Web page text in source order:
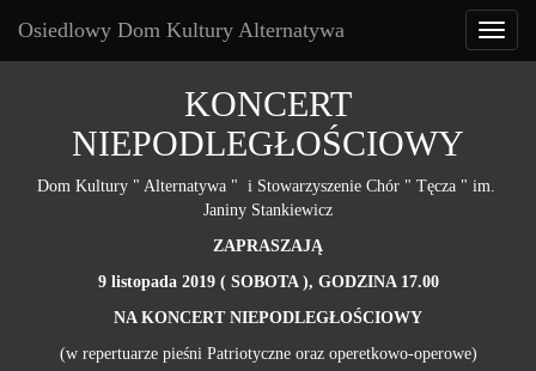
Osiedlowy Dom Kultury Alternatywa
Toggle
KONCERT
NIEPODLEGŁOŚCIOWY
Dom Kultury " Alternatywa " i Stowarzyszenie Chór " Tęcza " im.
Janiny Stankiewicz
ZAPRASZAJĄ
9 listopada 2019 ( SOBOTA ), GODZINA 17.00
NA KONCERT NIEPODLEGŁOŚCIOWY
(w repertuarze pieśni Patriotyczne oraz operetkowo-operowe)